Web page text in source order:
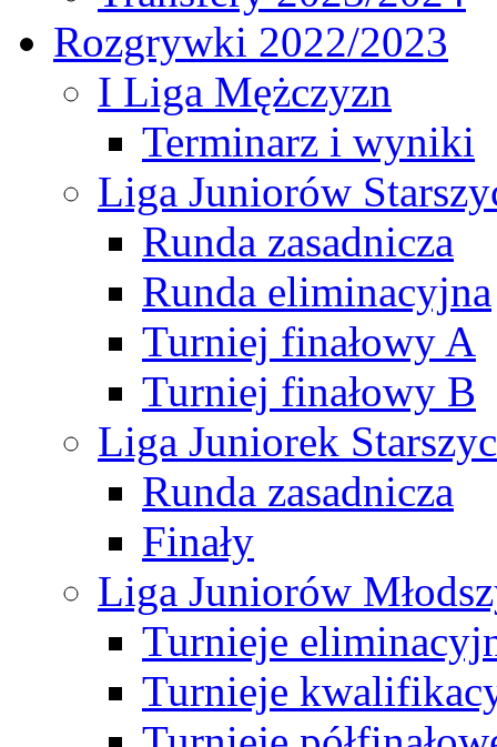
Rozgrywki 2022/2023
I Liga Mężczyzn
Terminarz i wyniki
Liga Juniorów
Runda zasadnicza
Runda eliminacyjna
Turniej finałowy A
Turniej finałowy B
Liga Juniorek
Runda zasadnicza
Finały
Liga Juniorów
Turnieje
Turnieje